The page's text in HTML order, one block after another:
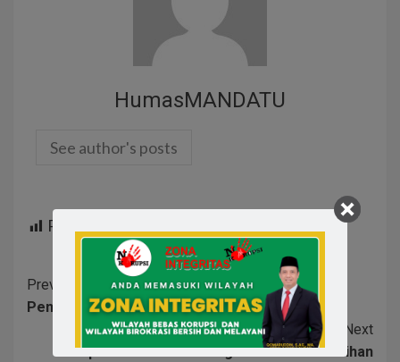
HumasMANDATU
See author's posts
Post Views:
Previous
Penulis Puisi Terbaik milik MAN 2
Next
Kepala Kantor Kemenag Tuban Hadiri Latihan